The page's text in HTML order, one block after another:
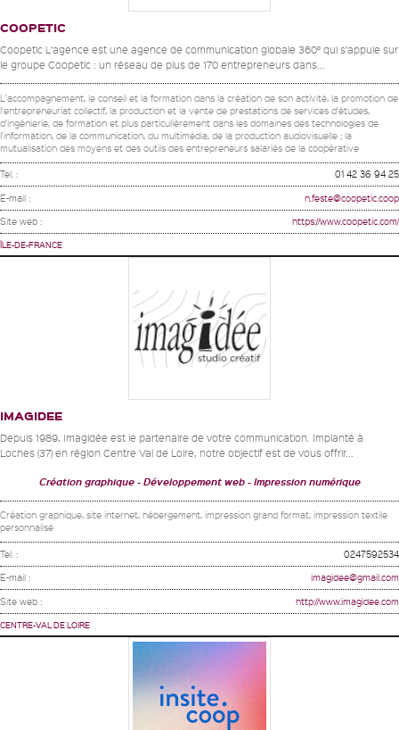
COOPETIC
Coopetic L’agence est une agence de communication globale 360° qui s’appuie sur
le groupe Coopetic : un réseau de plus de 170 entrepreneurs dans...
L'accompagnement, le conseil et la formation dans la création de son activité, la promotion de
l'entrepreneuriat collectif, la production et la vente de prestations de services d'études,
d'ingénierie, de formation et plus particulièrement dans les domaines des technologies de
l'information, de la communication, du multimédia, de la production audiovisuelle ; la
mutualisation des moyens et des outils des entrepreneurs salariés de la coopérative
Tel. : 01 42 36 94 25
E-mail : n.feste@coopetic.coop
Site web : https://www.coopetic.com/
ÎLE-DE-FRANCE
IMAGIDEE
Depuis 1989, Imagidée est le partenaire de votre communication. Implanté à
Loches (37) en région Centre Val de Loire, notre objectif est de vous offrir...
Création graphique Développement web Impression numérique
Création graphique, site internet, hébergement, impression grand format, impression textile
personnalisé
Tel. : 0247592534
E-mail : imagidee@gmail.com
Site web : http://www.imagidee.com
CENTRE-VAL DE LOIRE